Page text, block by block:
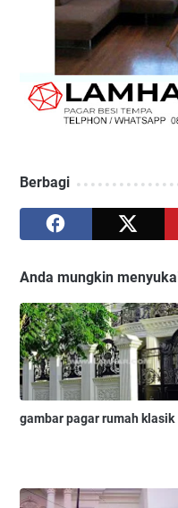
Berbagi
Anda mungkin
gambar pagar rumah klasik